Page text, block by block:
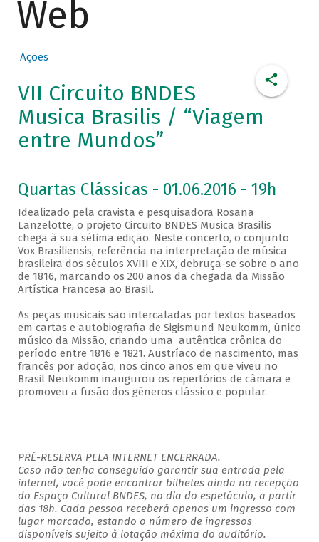
Web
Ações
VII Circuito BNDES
Musica Brasilis / “Viagem
entre Mundos”
Quartas Clássicas - 01.06.2016 - 19h
Idealizado pela cravista e pesquisadora Rosana
Lanzelotte, o projeto Circuito BNDES Musica Brasilis
chega à sua sétima edição. Neste concerto, o conjunto
Vox Brasiliensis, referência na interpretação de música
brasileira dos séculos XVIII e XIX, debruça-se sobre o ano
de 1816, marcando os 200 anos da chegada da Missão
Artística Francesa ao Brasil.
As peças musicais são intercaladas por textos baseados
em cartas e autobiografia de Sigismund Neukomm, único
músico da Missão, criando uma autêntica crônica do
período entre 1816 e 1821. Austríaco de nascimento, mas
francês por adoção, nos cinco anos em que viveu no
Brasil Neukomm inaugurou os repertórios de câmara e
promoveu a fusão dos gêneros clássico e popular.
PRÉ-RESERVA PELA INTERNET ENCERRADA.
Caso não tenha conseguido garantir sua entrada pela
internet, você pode encontrar bilhetes ainda na recepção
do Espaço Cultural BNDES, no dia do espetáculo, a partir
das 18h. Cada pessoa receberá apenas um ingresso com
lugar marcado, estando o número de ingressos
disponíveis sujeito à lotação máxima do auditório.